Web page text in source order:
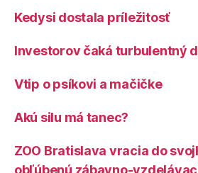
Kedysi dostala príležitosť
Investorov čaká turbulentný
Vtip o psíkovi a mačičke
Akú silu má tanec?
ZOO Bratislava vracia do
obľúbenú zábavno-